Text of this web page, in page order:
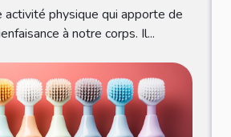
physique qui apporte de
à notre corps. Il...